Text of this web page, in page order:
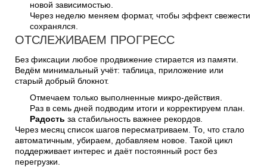
новой зависимостью.
Через неделю меняем формат, чтобы эффект свежести
сохранялся.
ОТСЛЕЖИВАЕМ ПРОГРЕСС
Без фиксации любое продвижение стирается из памяти.
Ведём минимальный учёт: таблица, приложение или
старый добрый блокнот.
Отмечаем только выполненные микро-действия.
Раз в семь дней подводим итоги и корректируем план.
Радость за стабильность важнее рекордов.
Через месяц список шагов пересматриваем. То, что стало
автоматичным, убираем, добавляем новое. Такой цикл
поддерживает интерес и даёт постоянный рост без
перегрузки.